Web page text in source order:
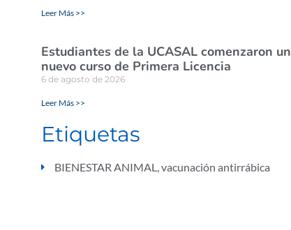
Leer Más >>
Estudiantes de la UCASAL comenzaron un
nuevo curso de Primera Licencia
6 de agosto de 2026
Leer Más >>
Etiquetas
BIENESTAR ANIMAL,vacunación antirrábica